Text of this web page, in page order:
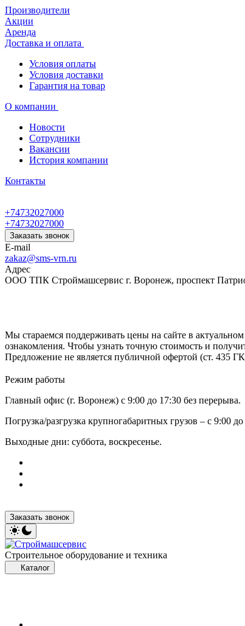
Производители
Акции
Аренда
Доставка и оплата
Условия оплаты
Условия доставки
Гарантия на товар
О компании
Новости
Сотрудники
Вакансии
История компании
Контакты
+74732027000
+74732027000
Заказать звонок
E-mail
zakaz@sms-vrn.ru
Адрес
ООО ТПК Строймашсервис г. Воронеж, проспект
Мы стараемся поддерживать цены на сайте в
ознакомления. Чтобы узнать точную стоимость и
Предложение не является публичной офертой (ст. 435
Режим работы
Главный офис (г. Воронеж) с 9:00 до 17:30 без перерыва.
Погрузка/разгрузка крупногабаритных грузов – с 9:00
Выходные дни: суббота, воскресенье.
Заказать звонок
Строительное оборудование и техника
Каталог